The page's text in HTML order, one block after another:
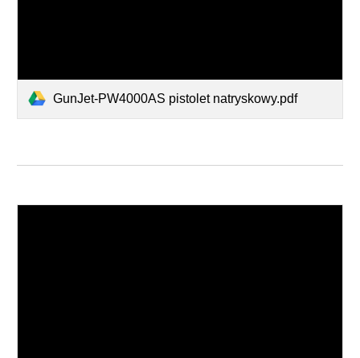
GunJet-PW4000AS pistolet natryskowy.pdf